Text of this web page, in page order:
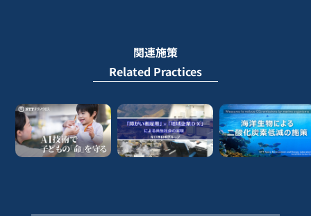
In order to bring remote banking services closer, we
proposed a new non-intrusive vehicle different from
web and mobile banking to offer an alternative to
elderly people.
関連施策
Related Practices